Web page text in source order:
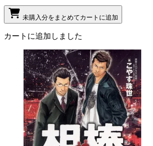
未購入分をまとめてカートに追加
カートに追加しました